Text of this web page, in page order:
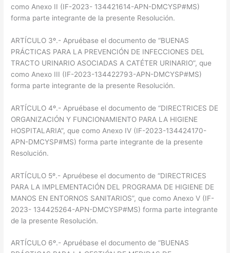
como Anexo II (IF-2023- 134421614-APN-DMCYSP#MS)
forma parte integrante de la presente Resolución.
ARTÍCULO 3º.- Apruébase el documento de “BUENAS
PRÁCTICAS PARA LA PREVENCIÓN DE INFECCIONES DEL
TRACTO URINARIO ASOCIADAS A CATÉTER URINARIO”, que
como Anexo III (IF-2023-134422793-APN-DMCYSP#MS)
forma parte integrante de la presente Resolución.
ARTÍCULO 4º.- Apruébase el documento de “DIRECTRICES DE
ORGANIZACIÓN Y FUNCIONAMIENTO PARA LA HIGIENE
HOSPITALARIA”, que como Anexo IV (IF-2023-134424170-
APN-DMCYSP#MS) forma parte integrante de la presente
Resolución.
ARTÍCULO 5º.- Apruébese el documento de “DIRECTRICES
PARA LA IMPLEMENTACIÓN DEL PROGRAMA DE HIGIENE DE
MANOS EN ENTORNOS SANITARIOS”, que como Anexo V (IF-
2023- 134425264-APN-DMCYSP#MS) forma parte integrante
de la presente Resolución.
ARTÍCULO 6º.- Apruébase el documento de “BUENAS